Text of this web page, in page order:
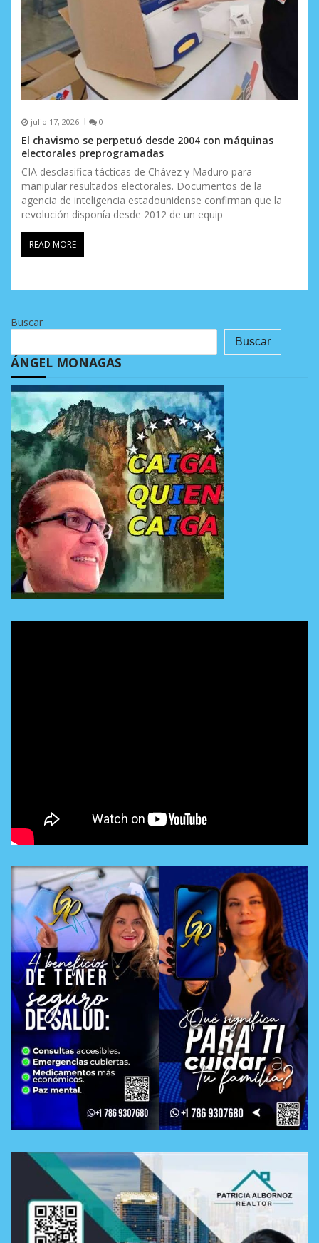
julio 17, 2026 0
El chavismo se perpetuó desde 2004 con máquinas
electorales preprogramadas
CIA desclasifica tácticas de Chávez y Maduro para
manipular resultados electorales. Documentos de la
agencia de inteligencia estadounidense confirman que la
revolución disponía desde 2012 de un equip
READ MORE
Buscar
Buscar
ÁNGEL MONAGAS